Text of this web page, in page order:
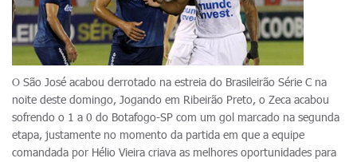
O São José acabou derrotado na estreia do Brasileirão Série C na
noite deste domingo, Jogando em Ribeirão Preto, o Zeca acabou
sofrendo o 1 a 0 do Botafogo-SP com um gol marcado na segunda
etapa, justamente no momento da partida em que a equipe
comandada por Hélio Vieira criava as melhores oportunidades para